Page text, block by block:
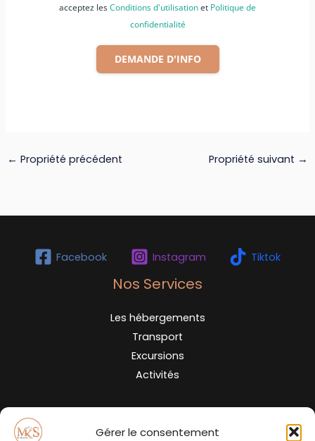
Gérer le consentement
acceptez lesConditions d'utilisationet Politique de
confidentialité
DEMANDE D'INFO
← Propriété précédent Propriété suivant →
Facebook Instagram Tiktok
Nos Services
Les hébergements
Transport
Excursions
Activités
Contact